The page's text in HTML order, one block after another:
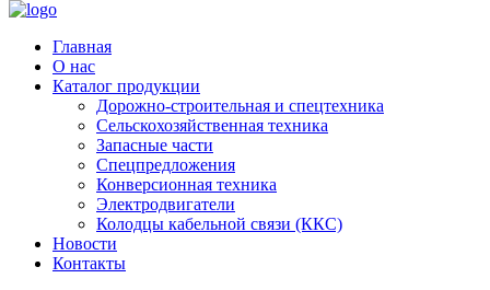
Главная
О нас
Каталог продукции
Дорожно-строительная и спецтехника
Сельскохозяйственная техника
Запасные части
Спецпредложения
Конверсионная техника
Электродвигатели
Колодцы кабельной связи (ККС)
Новости
Контакты